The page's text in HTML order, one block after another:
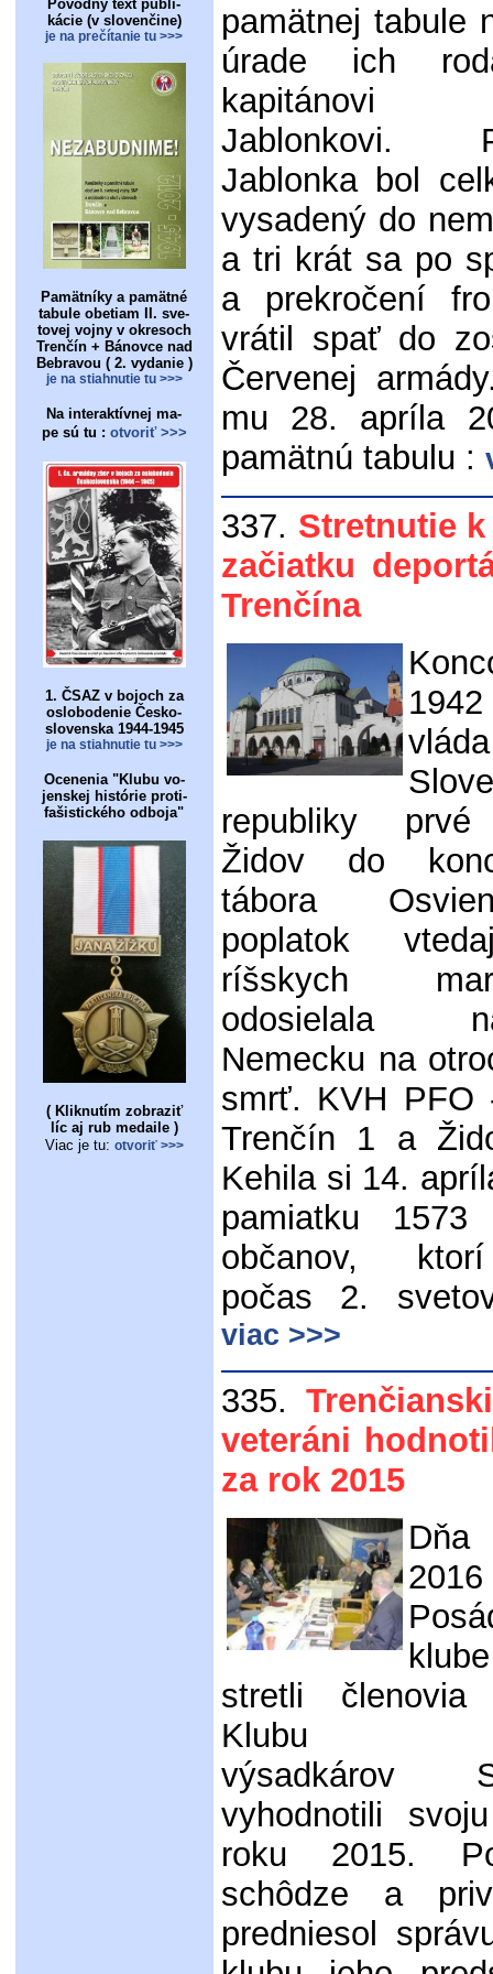
Pôvodný text publi-
kácie (v slovenčine)
je na prečítanie tu >>>
Pamätníky a pamätné
tabule obetiam II. sve-
tovej vojny v okresoch
Trenčín + Bánovce nad
Bebravou ( 2. vydanie )
je na stiahnutie tu >>>
Na interaktívnej ma-
pe sú tu : otvoriť >>>
1. ČSAZ v bojoch za
oslobodenie Česko-
slovenska 1944-1945
je na stiahnutie tu >>>
Ocenenia "Klubu vo-
jenskej histórie proti-
fašistického odboja"
( Kliknutím zobraziť
líc aj rub medaile )
Viac je tu: otvoriť >>>
pamätnej tabule
úrade ich
kapitánovi
Jablonkovi.
Jablonka bol
vysadený do
a tri krát sa po
a prekročení
vrátil spať do
Červenej
mu 28. apríla
pamätnú tabulu :
337. Stretnutie
začiatku
Trenčína
republiky prvé
Židov do
tábora
poplatok
ríšskych
odosielala
Nemecku na
smrť. KVH PFO
Trenčín 1 a
Kehila si 14.
pamiatku 1573
občanov,
počas 2.
viac >>>
335.
veteráni
za rok 2015
Dňa
stretli členovia
Klubu
výsadkárov
vyhodnotili
roku 2015.
schôdze a
predniesol